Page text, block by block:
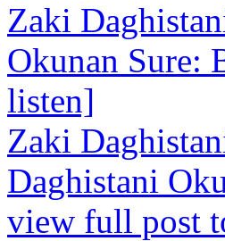
Zaki
Okunan Sure:
listen]
Zaki
Daghistani
view full post